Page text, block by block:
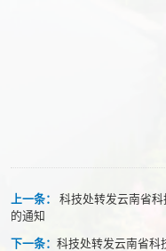
上一条：
科技处转发云南省
的通知
下一条： 科技处转发云南省科